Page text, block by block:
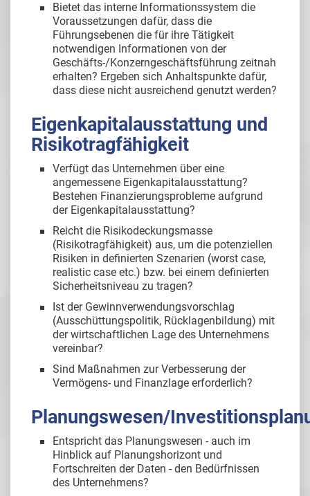
Bietet das interne Informationssystem die
Voraussetzungen dafür, dass die
Führungsebenen die für ihre Tätigkeit
notwendigen Informationen von der
Geschäfts-/Konzerngeschäftsführung zeitnah
erhalten? Ergeben sich Anhaltspunkte dafür,
dass diese nicht ausreichend genutzt werden?
Eigenkapitalausstattung und
Risikotragfähigkeit
Verfügt das Unternehmen über eine
angemessene Eigenkapitalausstattung?
Bestehen Finanzierungsprobleme aufgrund
der Eigenkapitalausstattung?
Reicht die Risikodeckungsmasse
(Risikotragfähigkeit) aus, um die potenziellen
Risiken in definierten Szenarien (worst case,
realistic case etc.) bzw. bei einem definierten
Sicherheitsniveau zu tragen?
Ist der Gewinnverwendungsvorschlag
(Ausschüttungspolitik, Rücklagenbildung) mit
der wirtschaftlichen Lage des Unternehmens
vereinbar?
Sind Maßnahmen zur Verbesserung der
Vermögens- und Finanzlage erforderlich?
Planungswesen/
Entspricht das Planungswesen - auch im
Hinblick auf Planungshorizont und
Fortschreiten der Daten - den Bedürfnissen
des Unternehmens?